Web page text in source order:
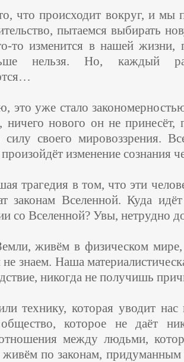
что происходит вокруг, и мы
пытаемся выбирать
то изменится в нашей жизни,
нельзя. Но, каждый
это уже стало
ничего нового он не принесёт,
силу своего мировоззрения.
произойдёт изменение сознания
трагедия в том, что эти
законам Вселенной. Куда
со Вселенной? Увы, нетрудно
живём в физическом мире,
знаем. Наша
никогда не получишь
технику, которая уводит
которое не даёт
между людьми,
живём по законам,